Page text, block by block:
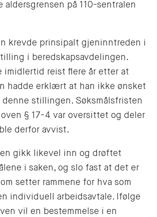
aldersgrensen på 110-sentralen
krevde prinsipalt gjeninntreden i
i beredskapsavdelingen.
imidlertid reist flere år etter at
hadde erklært at han ikke ønsket
stillingen. Søksmålsfristen
§ 17-4 var oversittet og deler
derfor avvist.
gikk likevel inn og drøftet
i saken, og slo fast at det er
setter rammene for hva som
individuell arbeidsavtale. Ifølge
vil en bestemmelse i en